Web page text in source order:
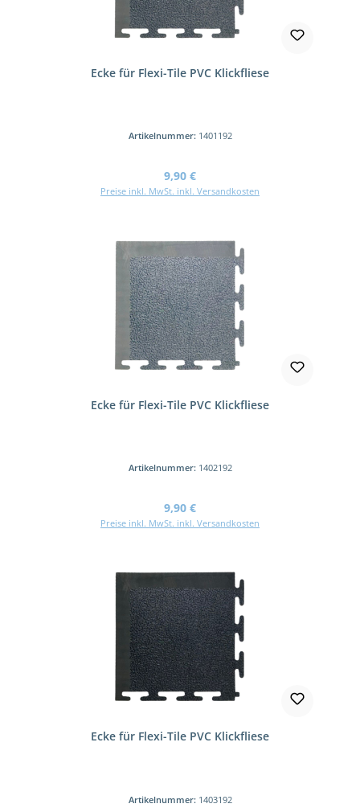
Ecke für Flexi-Tile PVC Klickfliese
Artikelnummer: 1401192
Regulärer Preis:
9,90 €
Preise inkl. MwSt. inkl. Versandkosten
Ecke für Flexi-Tile PVC Klickfliese
Artikelnummer: 1402192
Regulärer Preis:
9,90 €
Preise inkl. MwSt. inkl. Versandkosten
Ecke für Flexi-Tile PVC Klickfliese
Artikelnummer: 1403192